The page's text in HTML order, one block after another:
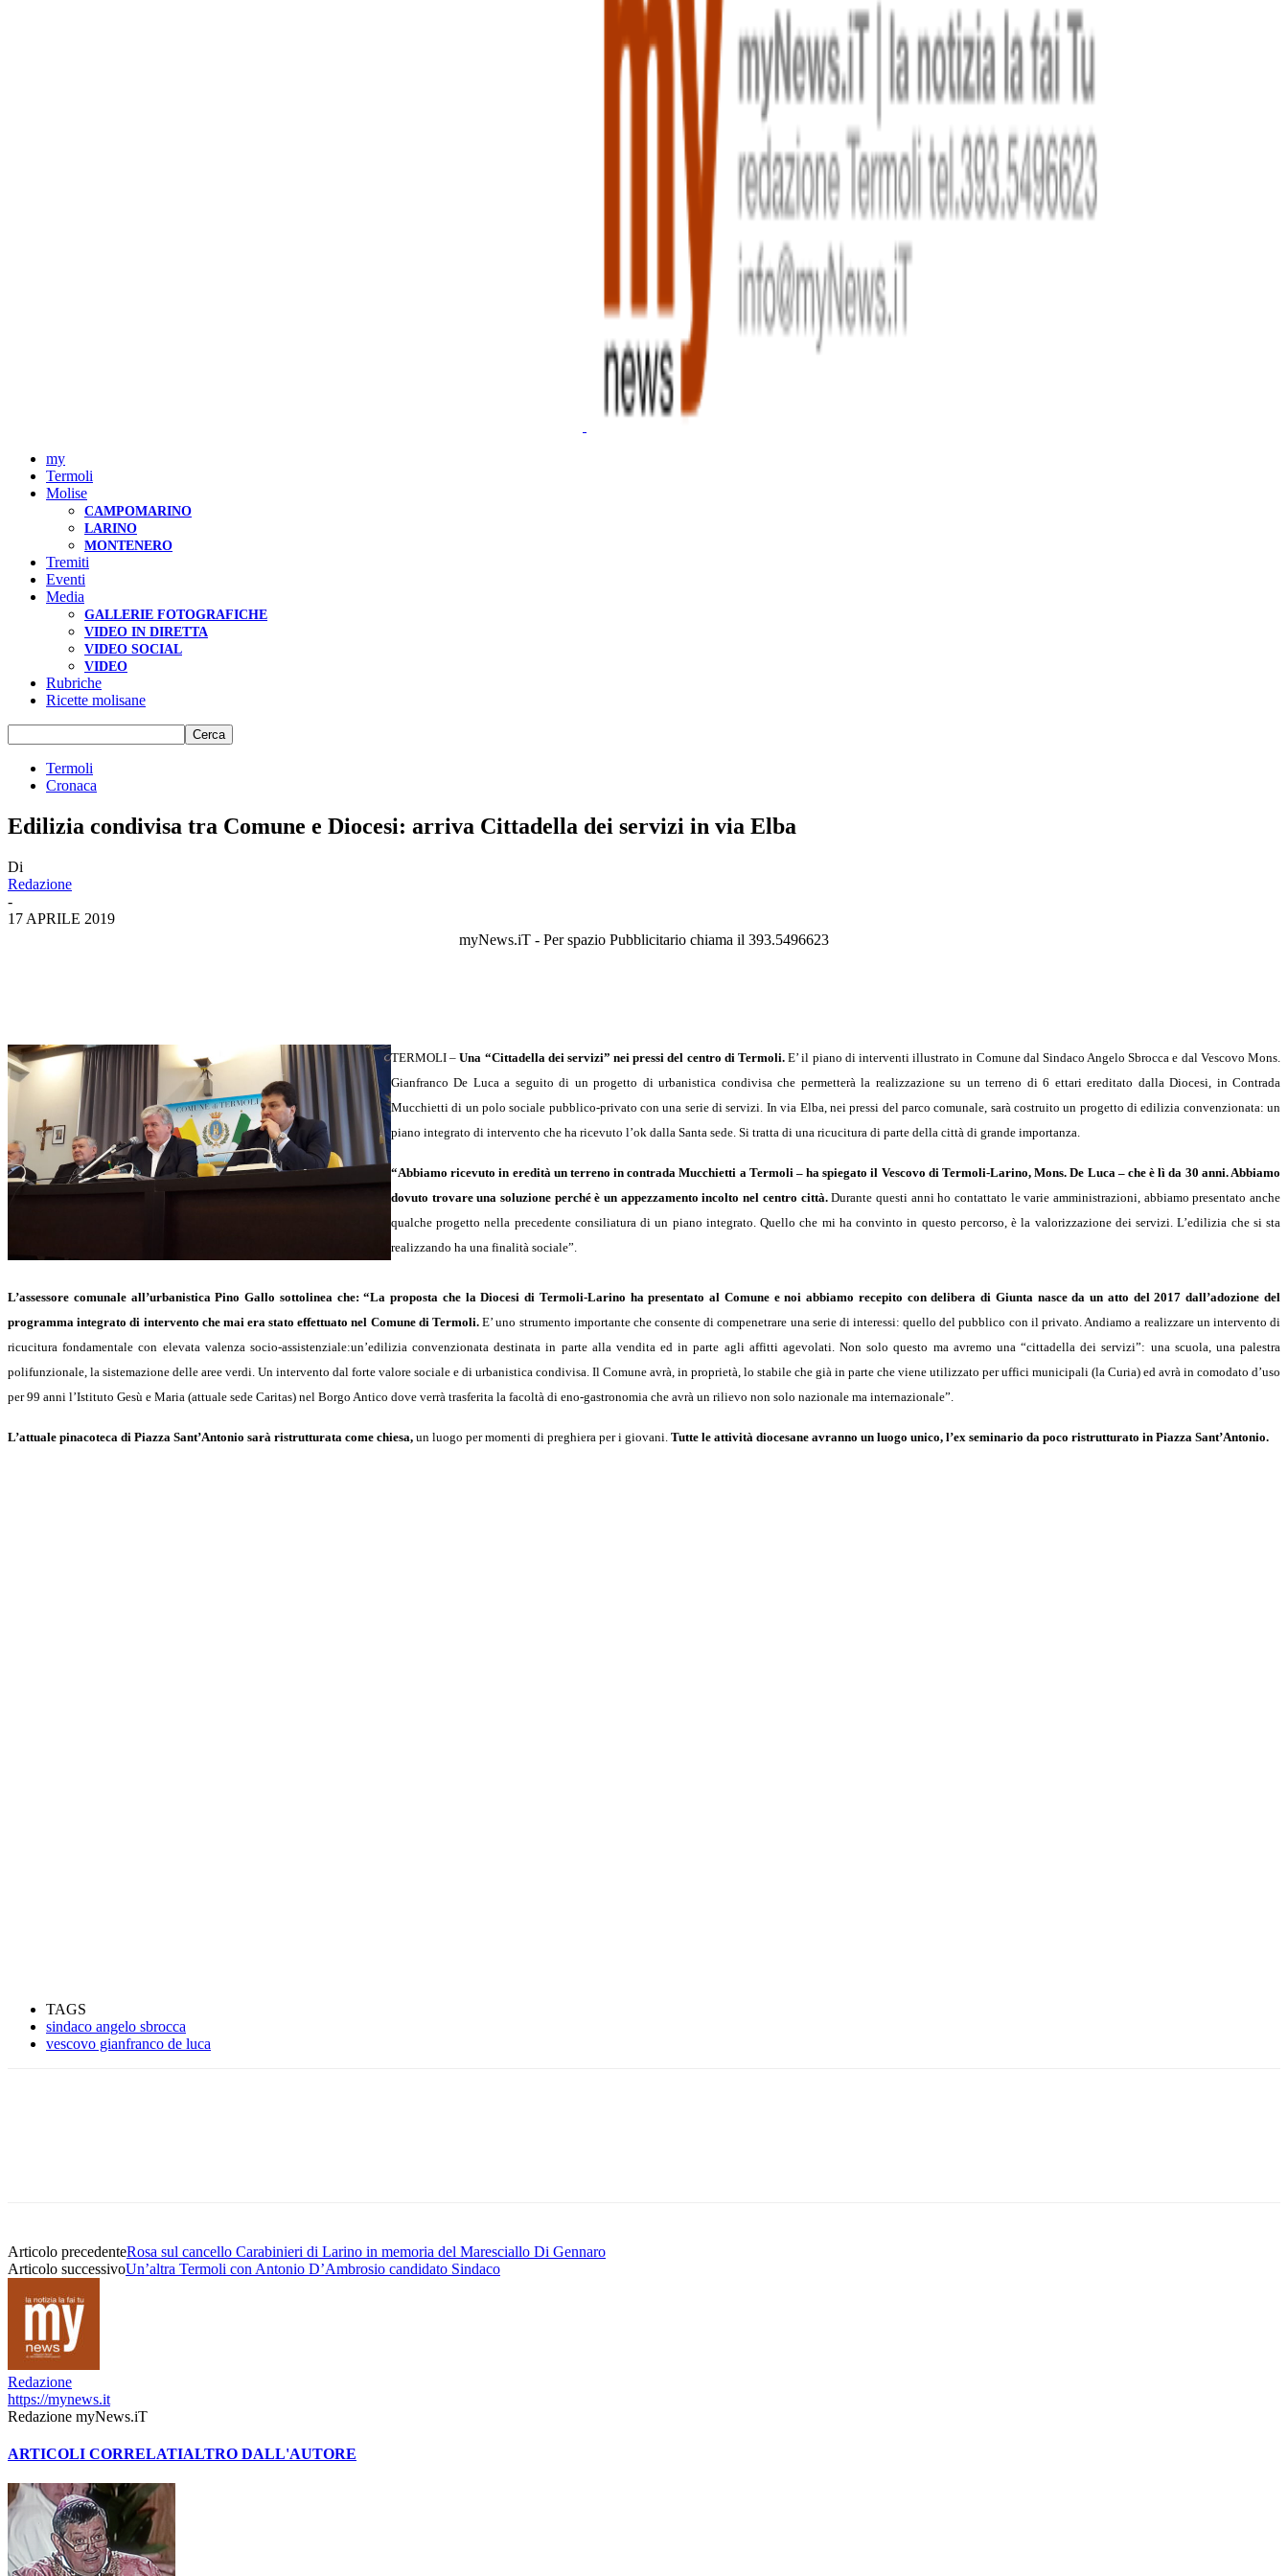
my
Termoli
Molise
CAMPOMARINO
LARINO
MONTENERO
Tremiti
Eventi
Media
GALLERIE FOTOGRAFICHE
VIDEO IN DIRETTA
VIDEO SOCIAL
VIDEO
Rubriche
Ricette molisane
Termoli
Cronaca
Edilizia condivisa tra Comune e Diocesi: arriva Cittadella dei servizi in via Elba
Di
Redazione
-
17 APRILE 2019
myNews.iT - Per spazio Pubblicitario chiama il 393.5496623
TERMOLI – Una “Cittadella dei servizi” nei pressi del centro di Termoli. E’ il piano di interventi illustrato in Comune dal Sindaco Angelo Sbrocca e dal Vescovo Mons.
Gianfranco De Luca a seguito di un progetto di urbanistica condivisa che permetterà la realizzazione su un terreno di 6 ettari ereditato dalla Diocesi, in Contrada
Mucchietti di un polo sociale pubblico-privato con una serie di servizi. In via Elba, nei pressi del parco comunale, sarà costruito un progetto di edilizia convenzionata: un
piano integrato di intervento che ha ricevuto l’ok dalla Santa sede. Si tratta di una ricucitura di parte della città di grande importanza.
“Abbiamo ricevuto in eredità un terreno in contrada Mucchietti a Termoli – ha spiegato il Vescovo di Termoli-Larino, Mons. De Luca – che è lì da 30 anni. Abbiamo
dovuto trovare una soluzione perché è un appezzamento incolto nel centro città.Durante questi anni ho contattato le varie amministrazioni, abbiamo presentato anche
qualche progetto nella precedente consiliatura di un piano integrato. Quello che mi ha convinto in questo percorso, è la valorizzazione dei servizi. L’edilizia che si sta
realizzando ha una finalità sociale”.
L’assessore comunale all’urbanistica Pino Gallo sottolinea che: “La proposta che la Diocesi di Termoli-Larino ha presentato al Comune e noi abbiamo recepito con delibera di Giunta nasce da un atto del 2017 dall’adozione del
programma integrato di intervento che mai era stato effettuato nel Comune di Termoli. E’ uno strumento importante che consente di compenetrare una serie di interessi: quello del pubblico con il privato. Andiamo a realizzare un intervento di
ricucitura fondamentale con elevata valenza socio-assistenziale:un’edilizia convenzionata destinata in parte alla vendita ed in parte agli affitti agevolati. Non solo questo ma avremo una “cittadella dei servizi”: una scuola, una palestra
polifunzionale, la sistemazione delle aree verdi. Un intervento dal forte valore sociale e di urbanistica condivisa. Il Comune avrà, in proprietà, lo stabile che già in parte che viene utilizzato per uffici municipali (la Curia) ed avrà in comodato d’uso
per 99 anni l’Istituto Gesù e Maria (attuale sede Caritas) nel Borgo Antico dove verrà trasferita la facoltà di eno-gastronomia che avrà un rilievo non solo nazionale ma internazionale”.
L’attuale pinacoteca di Piazza Sant’Antonio sarà ristrutturata come chiesa, un luogo per momenti di preghiera per i giovani. Tutte le attività diocesane avranno un luogo unico, l’ex seminario da poco ristrutturato in Piazza Sant’Antonio.
TAGS
sindaco angelo sbrocca
vescovo gianfranco de luca
Articolo precedenteRosa sul cancello Carabinieri di Larino in memoria del Maresciallo Di Gennaro
Articolo successivoUn’altra Termoli con Antonio D’Ambrosio candidato Sindaco
Redazione
https://mynews.it
Redazione myNews.iT
ARTICOLI CORRELATIALTRO DALL'AUTORE